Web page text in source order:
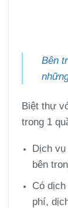
Bên
Biệt thự
trong 1
Dịch
bên
Có
phí,